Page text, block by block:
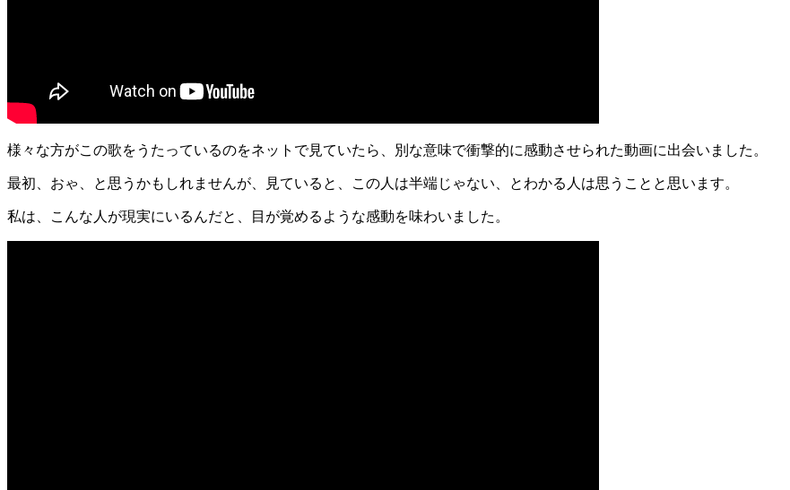
様々な方がこの歌をうたっているのをネットで見ていたら、別な意味で衝撃的に感動させられた動画に出会いました。
最初、おゃ、と思うかもしれませんが、見ていると、この人は半端じゃない、とわかる人は思うことと思います。
私は、こんな人が現実にいるんだと、目が覚めるような感動を味わいました。